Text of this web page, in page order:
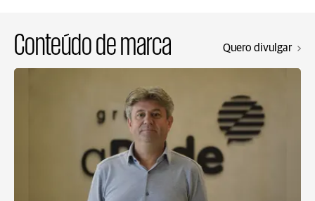
Conteúdo de marca Quero divulgar